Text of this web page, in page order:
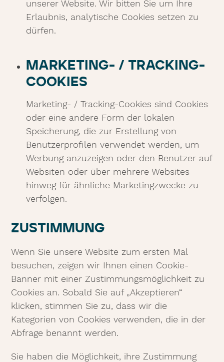
unserer Website. Wir bitten Sie um Ihre
Erlaubnis, analytische Cookies setzen zu
dürfen.
MARKETING- / TRACKING-
COOKIES
Marketing- / Tracking-Cookies sind Cookies
oder eine andere Form der lokalen
Speicherung, die zur Erstellung von
Benutzerprofilen verwendet werden, um
Werbung anzuzeigen oder den Benutzer auf
Websiten oder über mehrere Websites
hinweg für ähnliche Marketingzwecke zu
verfolgen.
ZUSTIMMUNG
Wenn Sie unsere Website zum ersten Mal
besuchen, zeigen wir Ihnen einen Cookie-
Banner mit einer Zustimmungsmöglichkeit zu
Cookies an. Sobald Sie auf „Akzeptieren“
klicken, stimmen Sie zu, dass wir die
Kategorien von Cookies verwenden, die in der
Abfrage benannt werden.
Sie haben die Möglichkeit, ihre Zustimmung